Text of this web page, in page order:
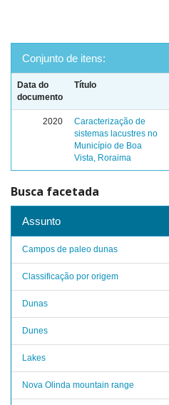
Conjunto de itens:
Data do
documento
Título
2020
Caracterização de
sistemas lacustres no
Município de Boa
Vista, Roraima
Busca facetada
Assunto
Campos de paleo dunas
Classificação por origem
Dunas
Dunes
Lakes
Nova Olinda mountain range